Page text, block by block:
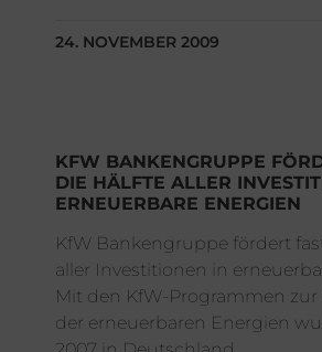
24. NOVEMBER 2009
KFW BANKENGRUPPE
DIE HÄLFTE ALLER
ERNEUERBARE ENERGIEN
KfW Bankengruppe fördert
aller Investitionen in
Mit den KfW-Programmen
der erneuerbaren Energien